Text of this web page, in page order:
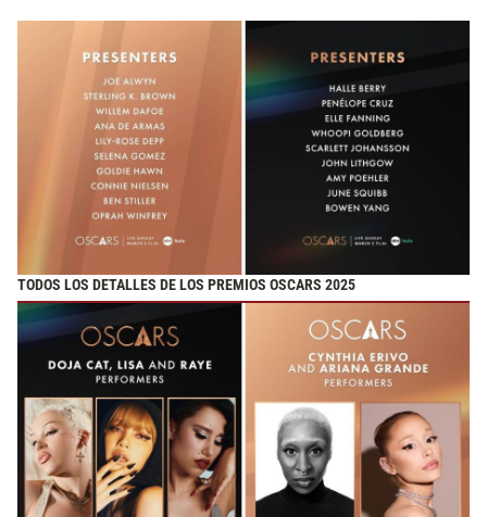
TODOS LOS DETALLES DE LOS PREMIOS OSCARS 2025